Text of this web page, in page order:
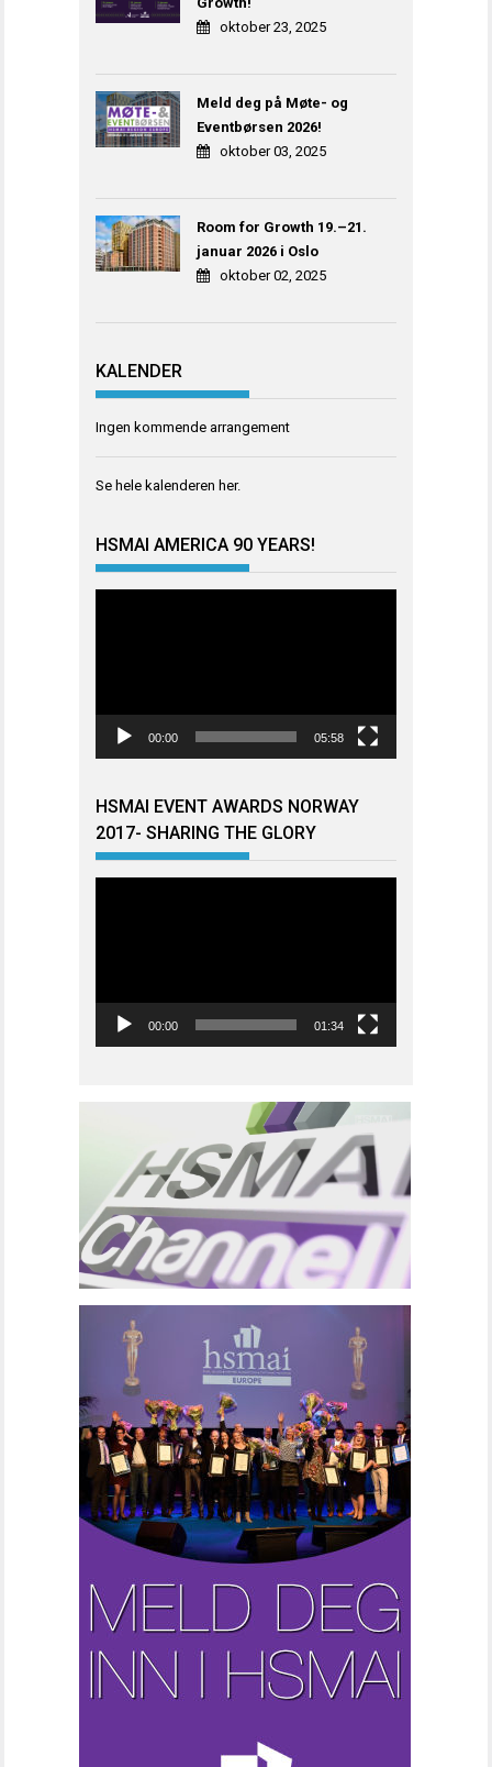
oktober 23, 2025
Meld deg på Møte- og
Eventbørsen 2026!
oktober 03, 2025
Room for Growth 19.–21.
januar 2026 i Oslo
oktober 02, 2025
KALENDER
Ingen kommende arrangement
Se hele kalenderen her.
HSMAI AMERICA 90 YEARS!
00:00 05:58
HSMAI EVENT AWARDS NORWAY
2017- SHARING THE GLORY
00:00 01:34